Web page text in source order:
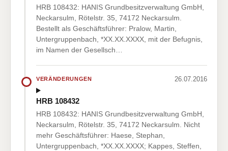
HRB 108432: HANIS Grundbesitzverwaltung GmbH,
Neckarsulm, Rötelstr. 35, 74172 Neckarsulm.
Bestellt als Geschäftsführer: Pralow, Martin,
Untergruppenbach, *XX.XX.XXXX, mit der Befugnis,
im Namen der Gesellsch…
VERÄNDERUNGEN 26.07.2016
HRB 108432
HRB 108432: HANIS Grundbesitzverwaltung GmbH,
Neckarsulm, Rötelstr. 35, 74172 Neckarsulm. Nicht
mehr Geschäftsführer: Haese, Stephan,
Untergruppenbach, *XX.XX.XXXX; Kappes, Steffen,